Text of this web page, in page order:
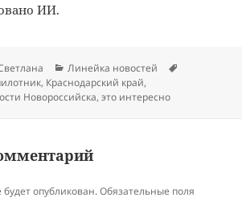
ИИ.
Рубрики
Линейка новостей
, Краснодарский край,
Новороссийска,это интересно
опубликован. Обязательные поля